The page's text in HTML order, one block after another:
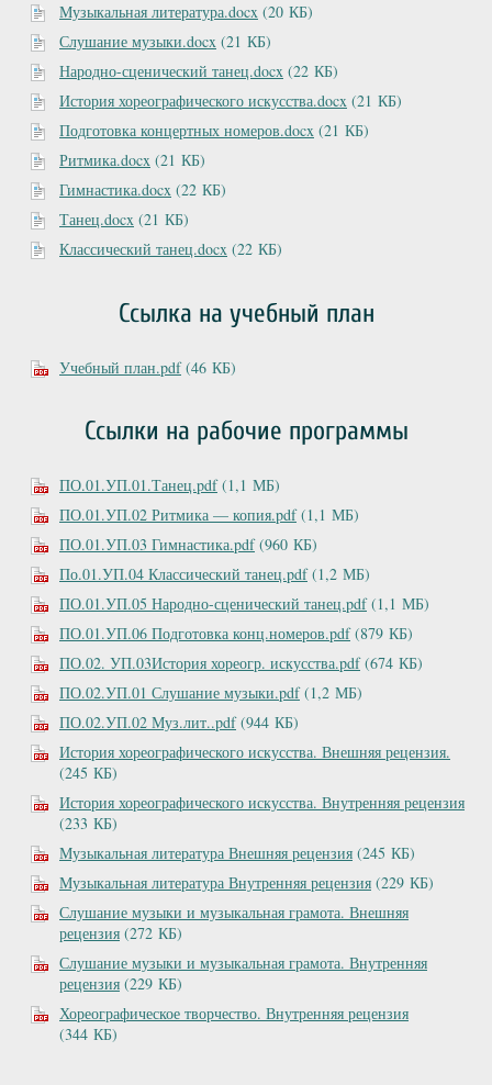
Музыкальная литература.docx (20 КБ)
Слушание музыки.docx (21 КБ)
Народно-сценический танец.docx (22 КБ)
История хореографического искусства.docx (21 КБ)
Подготовка концертных номеров.docx (21 КБ)
Ритмика.docx (21 КБ)
Гимнастика.docx (22 КБ)
Танец.docx (21 КБ)
Классический танец.docx (22 КБ)
Ссылка на учебный план
Учебный план.pdf (46 КБ)
Ссылки на рабочие программы
ПО.01.УП.01.Танец.pdf (1,1 МБ)
ПО.01.УП.02 Ритмика — копия.pdf (1,1 МБ)
ПО.01.УП.03 Гимнастика.pdf (960 КБ)
По.01.УП.04 Классический танец.pdf (1,2 МБ)
ПО.01.УП.05 Народно-сценический танец.pdf (1,1 МБ)
ПО.01.УП.06 Подготовка конц.номеров.pdf (879 КБ)
ПО.02. УП.03История хореогр. искусства.pdf (674 КБ)
ПО.02.УП.01 Слушание музыки.pdf (1,2 МБ)
ПО.02.УП.02 Муз.лит..pdf (944 КБ)
История хореографического искусства. Внешняя рецензия.
(245 КБ)
История хореографического искусства. Внутренняя рецензия
(233 КБ)
Музыкальная литература Внешняя рецензия (245 КБ)
Музыкальная литература Внутренняя рецензия (229 КБ)
Слушание музыки и музыкальная грамота. Внешняя
рецензия (272 КБ)
Слушание музыки и музыкальная грамота. Внутренняя
рецензия (229 КБ)
Хореографическое творчество. Внутренняя рецензия
(344 КБ)